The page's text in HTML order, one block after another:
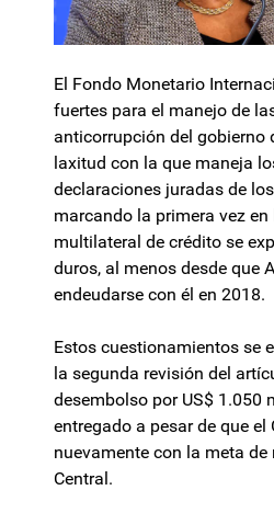
El Fondo Monetario
fuertes para el manejo de
anticorrupción del gobierno
laxitud con la que maneja
declaraciones juradas de
marcando la primera vez
multilateral de crédito se
duros, al menos desde que
endeudarse con él en 2018.
Estos cuestionamientos se
la segunda revisión del
desembolso por US$ 1.050
entregado a pesar de que
nuevamente con la meta de
Central.